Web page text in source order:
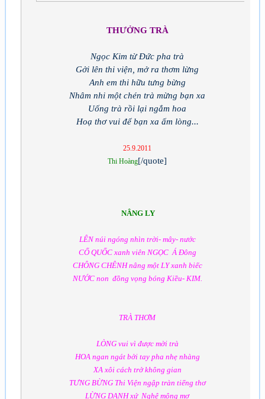
THƯỞNG TRÀ
Ngọc Kim từ Đức pha trà
Gởi lên thi viện, mở ra thơm lừng
Anh em thi hữu tưng bừng
Nhâm nhi một chén trà mừng bạn xa
Uống trà rồi lại ngắm hoa
Hoạ thơ vui để bạn xa ấm lòng...
25.9.2011
Thi Hoàng[/quote]
NÂNG LY
LÊN núi ngóng nhìn trời- mây- nước
CỐ QUỐC xanh viên NGỌC Á Đông
CHÔNG CHÊNH nâng một LY xanh biếc
NƯỚC non đồng vọng bóng Kiều- KIM.
TRÀ THƠM
LÒNG vui vì được mời trà
HOA ngan ngát bởi tay pha nhẹ nhàng
XA xôi cách trở không gian
TƯNG BỪNG Thi Viện ngập tràn tiếng thơ
LỪNG DANH xứ Nghệ mộng mơ